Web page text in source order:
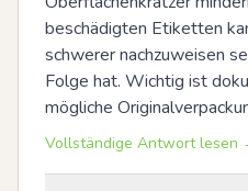
beschädigten Etiketten
schwerer nachzuweisen
Folge hat. Wichtig ist
mögliche
Vollständige Antwort lesen